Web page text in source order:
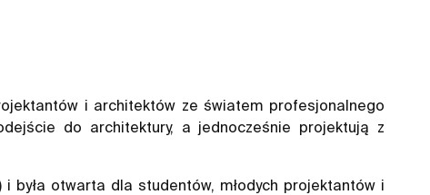
i architektów ze światem profesjonalnego
do architektury, a jednocześnie projektują z
była otwarta dla studentów, młodych projektantów i